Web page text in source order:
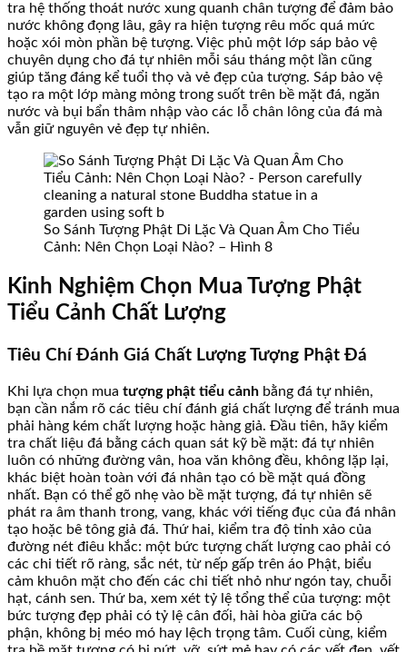
tra hệ thống thoát nước xung quanh chân tượng để đảm bảo
nước không đọng lâu, gây ra hiện tượng rêu mốc quá mức
hoặc xói mòn phần bệ tượng. Việc phủ một lớp sáp bảo vệ
chuyên dụng cho đá tự nhiên mỗi sáu tháng một lần cũng
giúp tăng đáng kể tuổi thọ và vẻ đẹp của tượng. Sáp bảo vệ
tạo ra một lớp màng mỏng trong suốt trên bề mặt đá, ngăn
nước và bụi bẩn thâm nhập vào các lỗ chân lông của đá mà
vẫn giữ nguyên vẻ đẹp tự nhiên.
So Sánh Tượng Phật Di Lặc Và Quan Âm Cho Tiểu
Cảnh: Nên Chọn Loại Nào? – Hình 8
Kinh Nghiệm Chọn Mua Tượng Phật
Tiểu Cảnh Chất Lượng
Tiêu Chí Đánh Giá Chất Lượng Tượng Phật Đá
Khi lựa chọn mua tượng phật tiểu cảnh bằng đá tự nhiên,
bạn cần nắm rõ các tiêu chí đánh giá chất lượng để tránh mua
phải hàng kém chất lượng hoặc hàng giả. Đầu tiên, hãy kiểm
tra chất liệu đá bằng cách quan sát kỹ bề mặt: đá tự nhiên
luôn có những đường vân, hoa văn không đều, không lặp lại,
khác biệt hoàn toàn với đá nhân tạo có bề mặt quá đồng
nhất. Bạn có thể gõ nhẹ vào bề mặt tượng, đá tự nhiên sẽ
phát ra âm thanh trong, vang, khác với tiếng đục của đá nhân
tạo hoặc bê tông giả đá. Thứ hai, kiểm tra độ tinh xảo của
đường nét điêu khắc: một bức tượng chất lượng cao phải có
các chi tiết rõ ràng, sắc nét, từ nếp gấp trên áo Phật, biểu
cảm khuôn mặt cho đến các chi tiết nhỏ như ngón tay, chuỗi
hạt, cánh sen. Thứ ba, xem xét tỷ lệ tổng thể của tượng: một
bức tượng đẹp phải có tỷ lệ cân đối, hài hòa giữa các bộ
phận, không bị méo mó hay lệch trọng tâm. Cuối cùng, kiểm